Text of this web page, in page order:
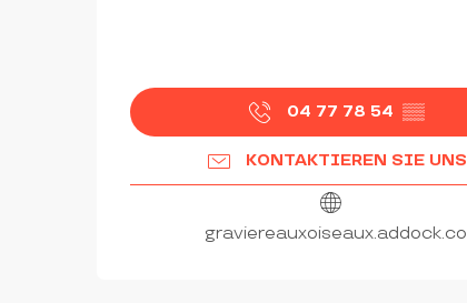
04 77 78 54 ▒▒
KONTAKTIEREN SIE UNS
graviereauxoiseaux.addock.co